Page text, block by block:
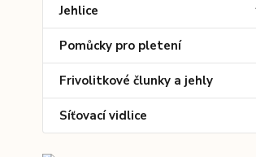
Jehlice
Pomůcky pro pletení
Frivolitkové člunky a jehly
Síťovací vidlice